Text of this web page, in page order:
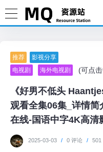
推荐
影视分享
电视剧
海外电视剧 (可点
《好男不低头
观看全集06集_详情
在线-国语中字4K高清
2025-03-03 / 0 评论 /